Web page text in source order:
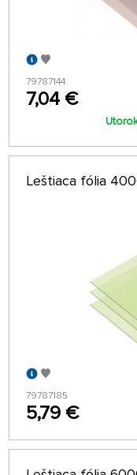
79787144
7,04 €
Leštiaca fólia
79787185
5,79 €